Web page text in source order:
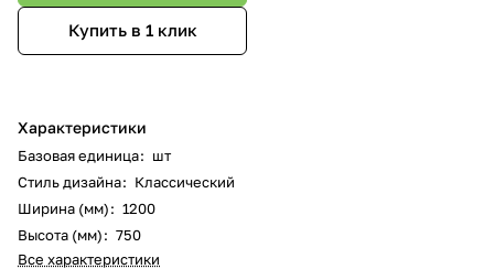
Купить в 1 клик
Характеристики
Базовая единица: шт
Стиль дизайна: Классический
Ширина (мм): 1200
Высота (мм): 750
Все характеристики